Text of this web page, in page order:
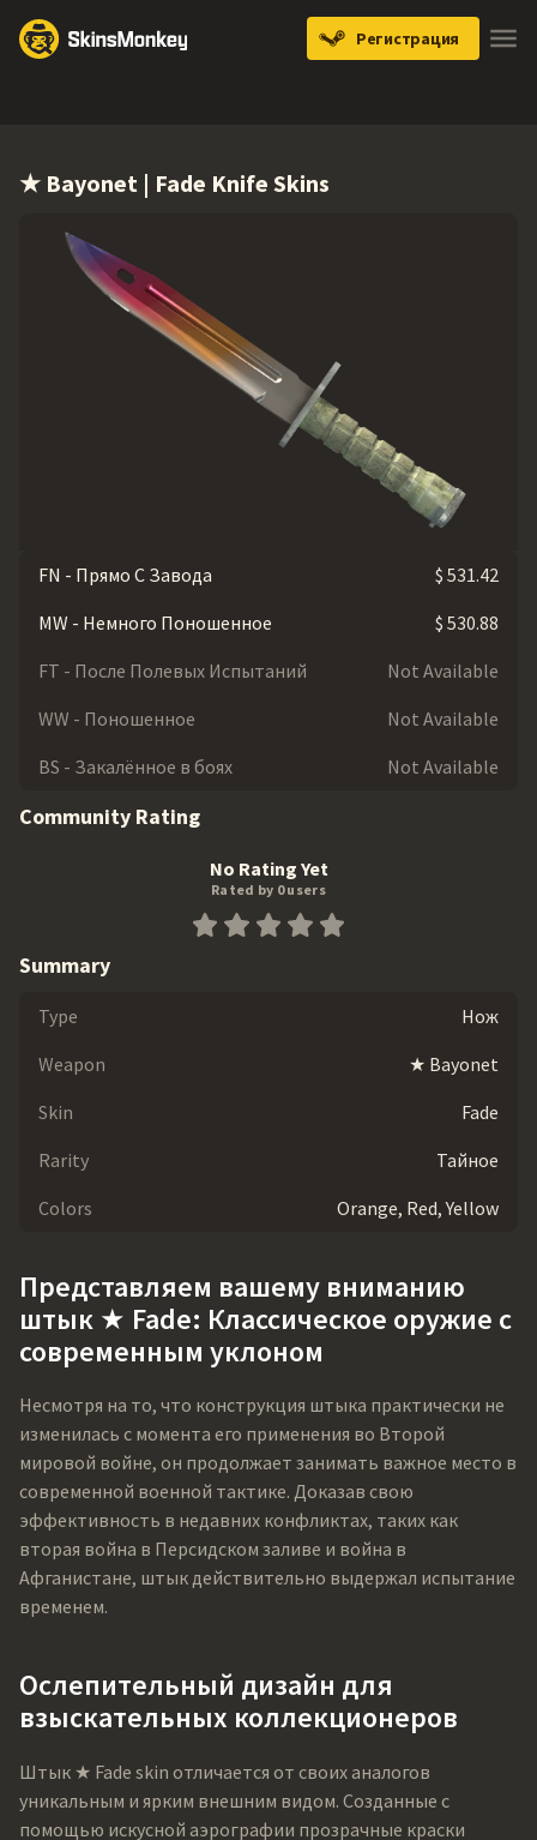
Регистрация
★ Bayonet | Fade Knife Skins
FN - Прямо С Завода
$ 531.42
MW - Немного Поношенное
$ 530.88
FT - После Полевых Испытаний
Not Available
WW - Поношенное
Not Available
BS - Закалённое в боях
Not Available
Community Rating
No Rating Yet
Rated by 0 users
Summary
Type
Нож
Weapon
★ Bayonet
Skin
Fade
Rarity
Тайное
Colors
Orange, Red, Yellow
Представляем вашему вниманию
штык ★ Fade: Классическое оружие с
современным уклоном
Несмотря на то, что конструкция штыка практически не
изменилась с момента его применения во Второй
мировой войне, он продолжает занимать важное место в
современной военной тактике. Доказав свою
эффективность в недавних конфликтах, таких как
вторая война в Персидском заливе и война в
Афганистане, штык действительно выдержал испытание
временем.
Ослепительный дизайн для
взыскательных коллекционеров
Штык ★ Fade skin отличается от своих аналогов
уникальным и ярким внешним видом. Созданные с
помощью искусной аэрографии прозрачные краски